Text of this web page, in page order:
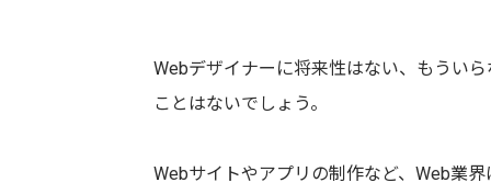
Webデザイナーに将来性はない、もうい
ことはないでしょう。
Webサイトやアプリの制作など、Web業